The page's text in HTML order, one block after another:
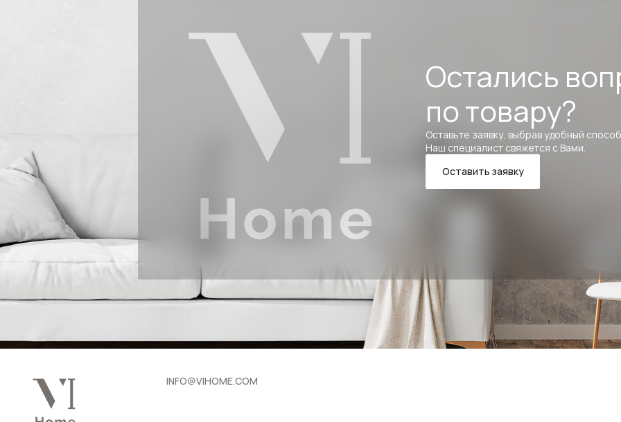
Остались
по товару?
Оставьте заявку, выбрав удобный
Наш специалист свяжется с Вами.
Оставить заявку
INFO@VIHOME.COM